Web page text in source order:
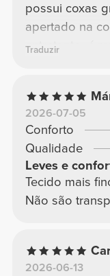
possui coxas
apertado na
entretanto, é
Traduzir
2026-07-05
Conforto
Qualidade
Leves e
Tecido mais
Não são
2026-06-13